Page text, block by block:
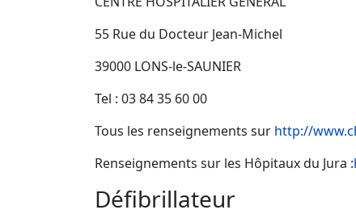
55 Rue du Docteur Jean-Michel
39000 LONS-le-SAUNIER
Tel : 03 84 35 60 00
Tous les renseignements sur http://
Renseignements sur les Hôpitaux du Jura :
Défibrillateur